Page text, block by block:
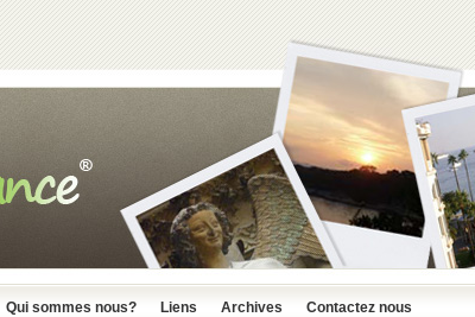
Qui sommes nous? Liens Archives Contactez nous